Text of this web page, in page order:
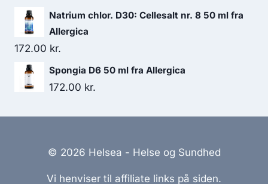
oprindelige
54.95 kr..
aktuelle
53.95 kr..
Natrium chlor. D30: Cellesalt nr. 8 50 ml fra
Allergica
172.00 kr.
Spongia D6 50 ml fra Allergica
172.00 kr.
© 2026 Helsea - Helse og Sundhed
Vi henviser til affiliate links på siden.